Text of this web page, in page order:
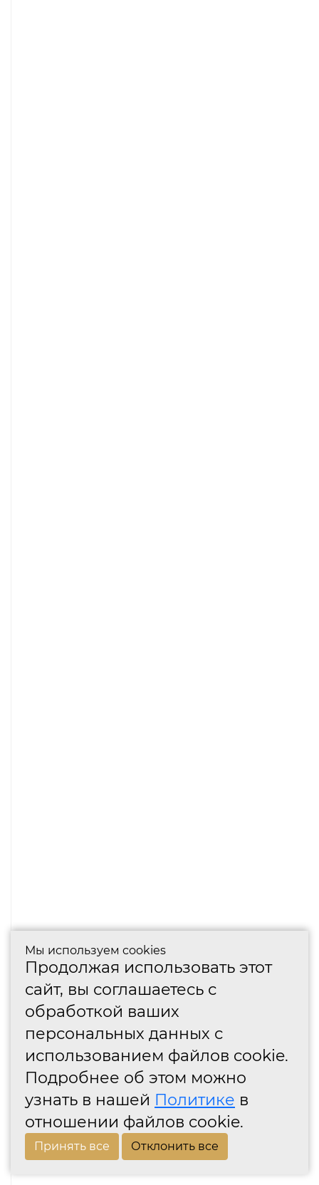
Мы используем cookies
Продолжая использовать этот
сайт, вы соглашаетесь с
обработкой ваших
персональных данных с
использованием файлов cookie.
Подробнее об этом можно
узнать в нашей Политике в
отношении файлов cookie.
Принять все Отклонить все